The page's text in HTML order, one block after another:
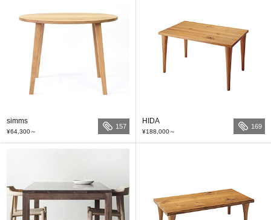
simms
¥64,300～
157
HIDA
¥188,000～
169